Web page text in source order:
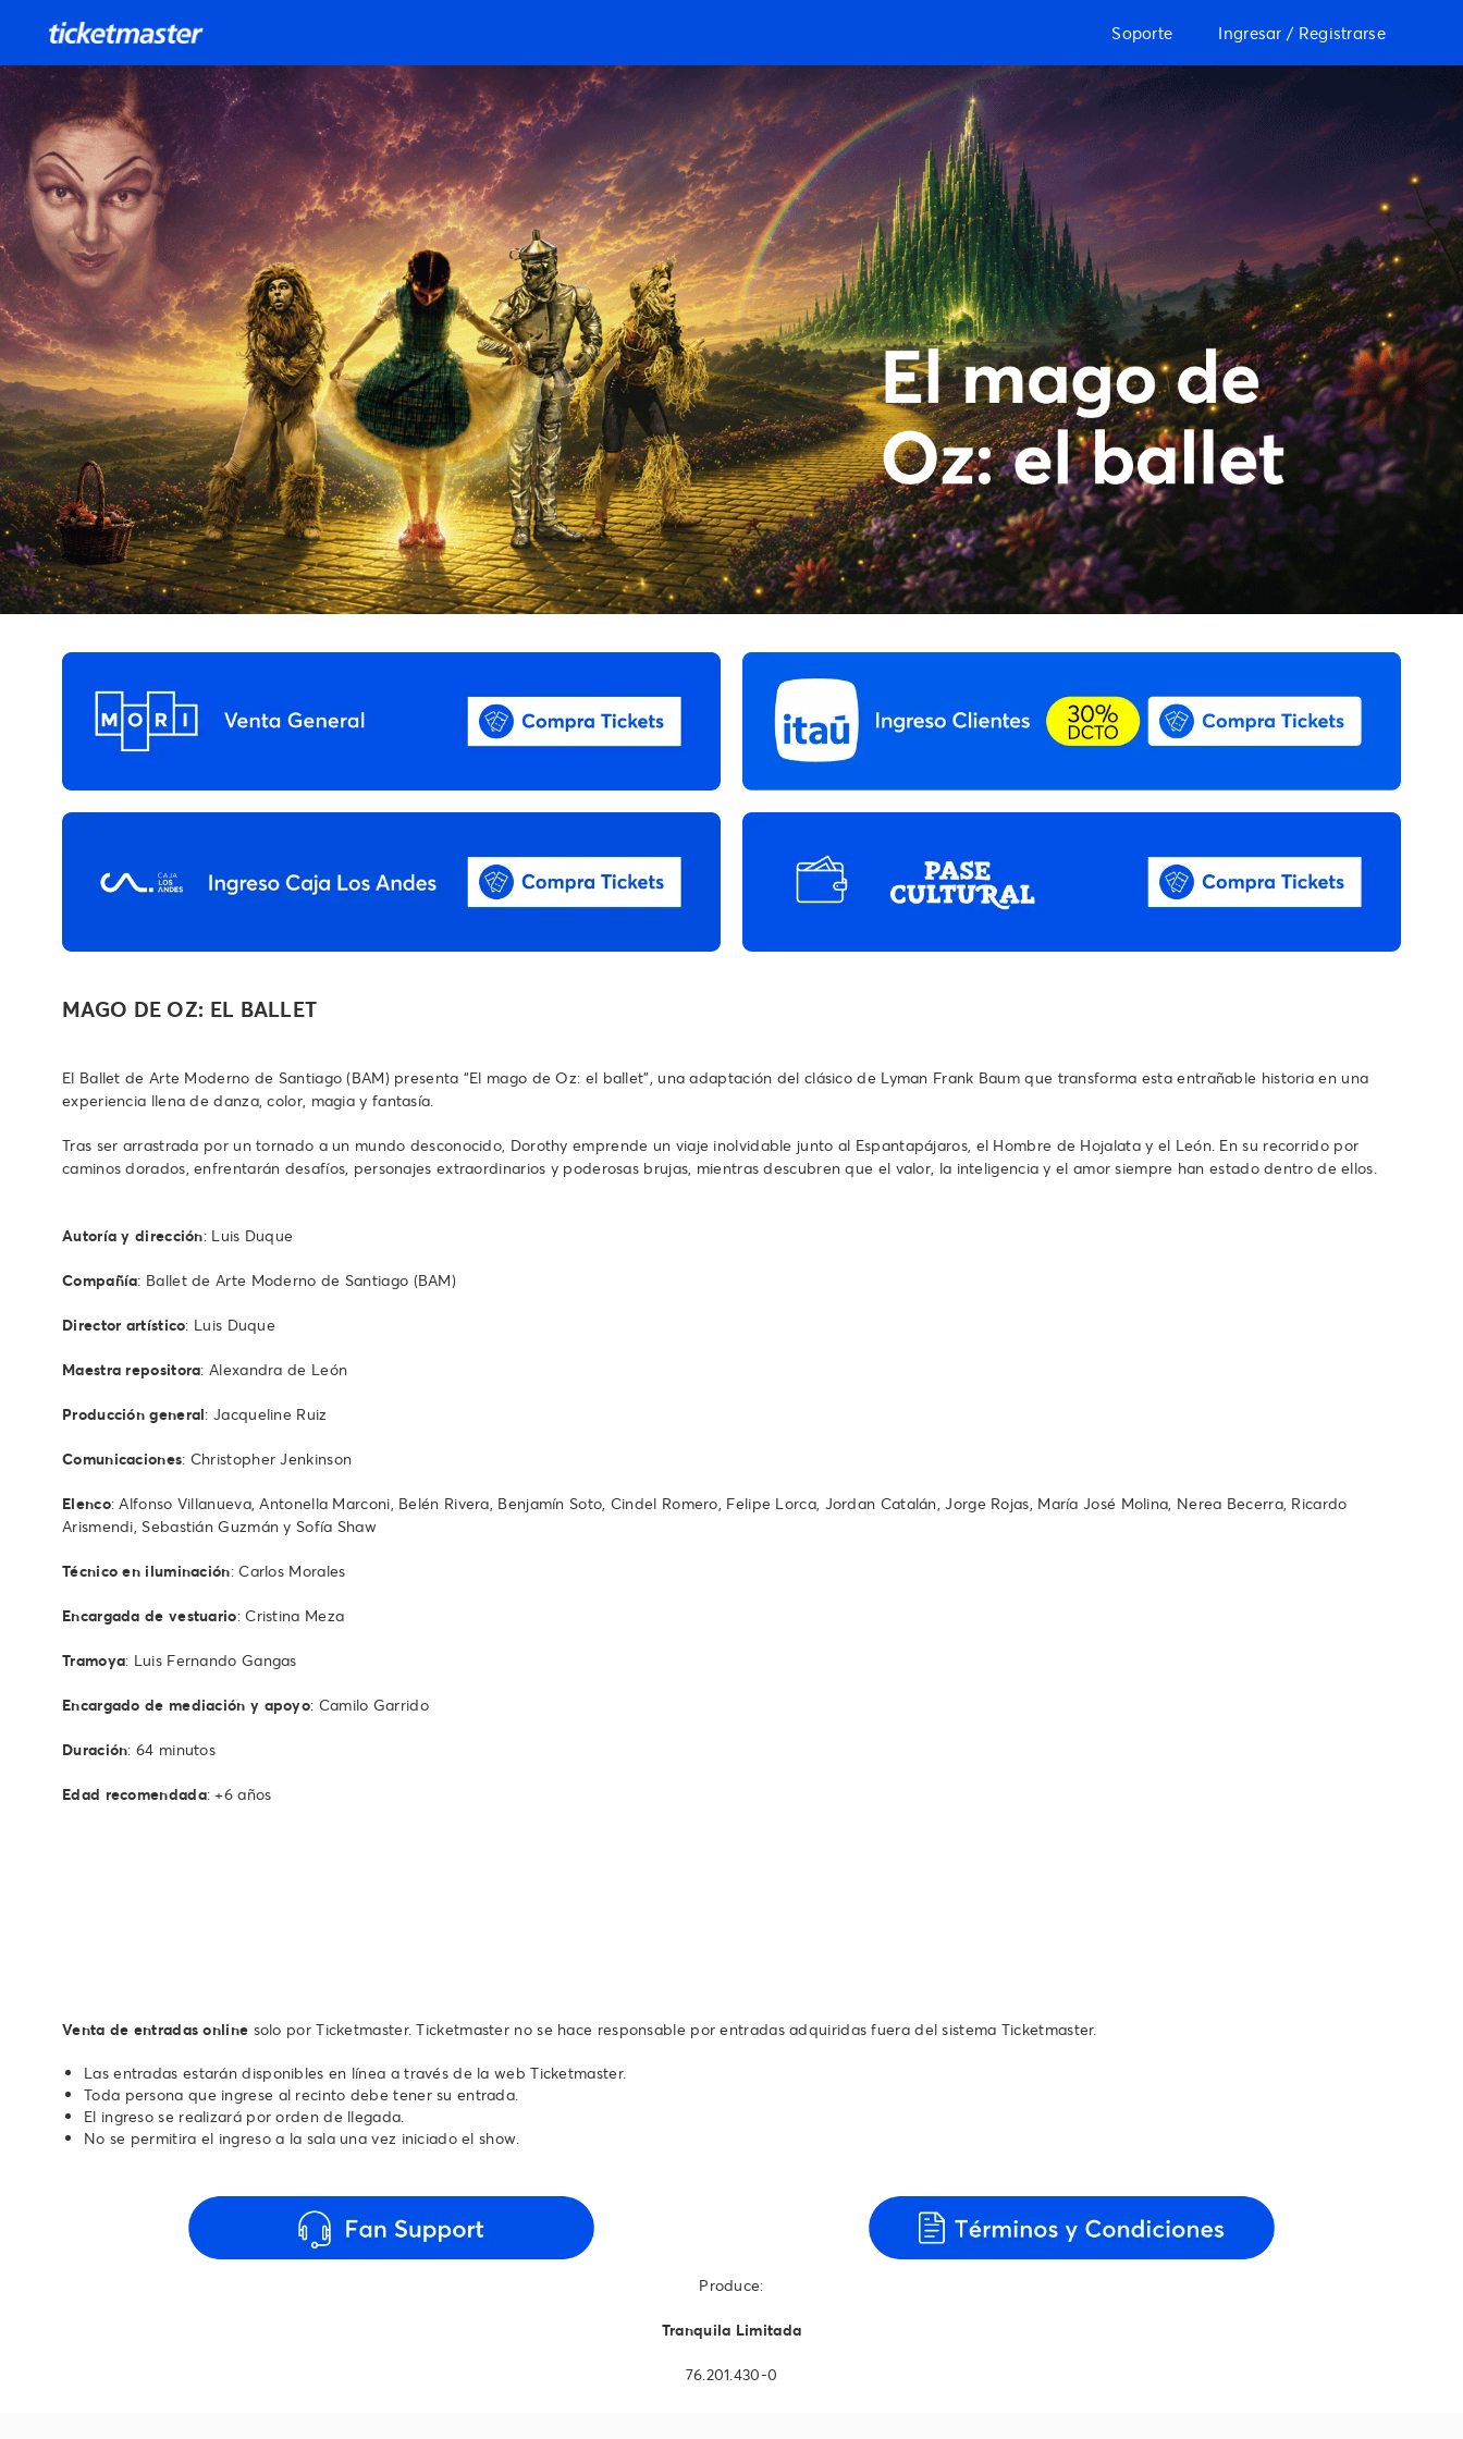
Soporte Ingresar / Registrarse
MAGO DE OZ: EL BALLET
El Ballet de Arte Moderno de Santiago (BAM) presenta “El mago de Oz: el ballet”, una adaptación del clásico de Lyman Frank Baum que transforma esta entrañable historia en una
experiencia llena de danza, color, magia y fantasía.
Tras ser arrastrada por un tornado a un mundo desconocido, Dorothy emprende un viaje inolvidable junto al Espantapájaros, el Hombre de Hojalata y el León. En su recorrido por
caminos dorados, enfrentarán desafíos, personajes extraordinarios y poderosas brujas, mientras descubren que el valor, la inteligencia y el amor siempre han estado dentro de ellos.
Autoría y dirección: Luis Duque
Compañía: Ballet de Arte Moderno de Santiago (BAM)
Director artístico: Luis Duque
Maestra repositora: Alexandra de León
Producción general: Jacqueline Ruiz
Comunicaciones: Christopher Jenkinson
Elenco: Alfonso Villanueva, Antonella Marconi, Belén Rivera, Benjamín Soto, Cindel Romero, Felipe Lorca, Jordan Catalán, Jorge Rojas, María José Molina, Nerea Becerra, Ricardo
Arismendi, Sebastián Guzmán y Sofía Shaw
Técnico en iluminación: Carlos Morales
Encargada de vestuario: Cristina Meza
Tramoya: Luis Fernando Gangas
Encargado de mediación y apoyo: Camilo Garrido
Duración: 64 minutos
Edad recomendada: +6 años
Venta de entradas online solo por Ticketmaster. Ticketmaster no se hace responsable por entradas adquiridas fuera del sistema Ticketmaster.
Las entradas estarán disponibles en línea a través de la web Ticketmaster.
Toda persona que ingrese al recinto debe tener su entrada.
El ingreso se realizará por orden de llegada.
No se permitira el ingreso a la sala una vez iniciado el show.
Produce:
Tranquila Limitada
76.201.430-0